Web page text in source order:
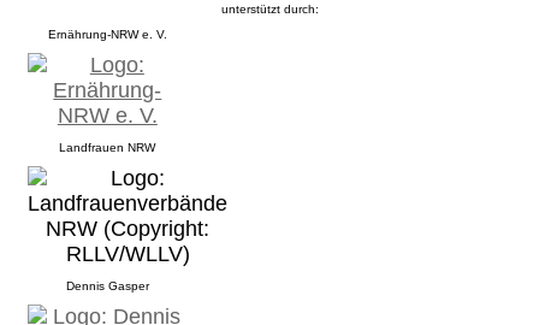
unterstützt durch:
Ernährung-NRW e. V.
Landfrauen NRW
Dennis Gasper